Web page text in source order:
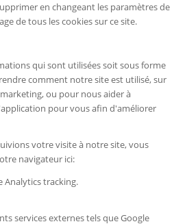
en changeant les paramètres de
de tous les cookies sur ce site.
qui sont utilisées soit sous forme
comment notre site est utilisé, sur
ou pour nous aider à
pour vous afin d'améliorer
votre visite à notre site, vous
navigateur ici:
Analytics tracking.
services externes tels que Google